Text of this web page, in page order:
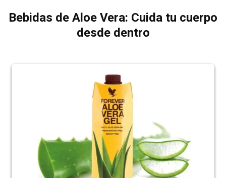
Bebidas de Aloe Vera: Cuida tu cuerpo
desde dentro